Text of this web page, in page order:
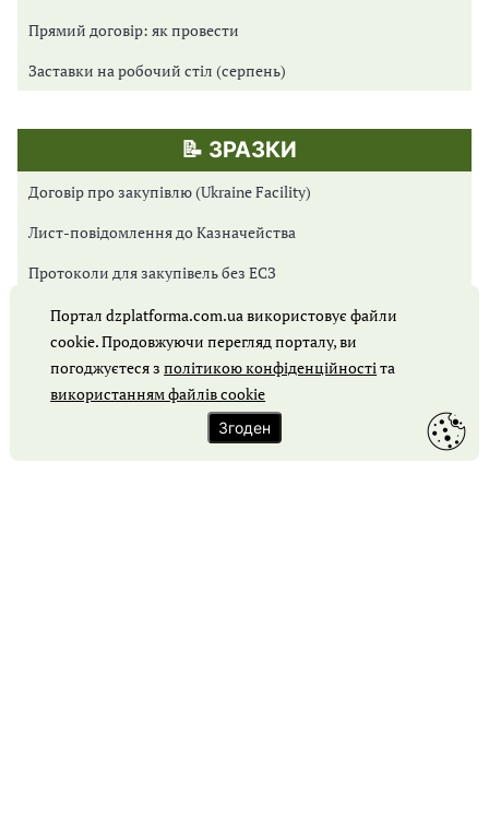
Прямий договір: як провести
Заставки на робочий стіл (серпень)
📝 ЗРАЗКИ
Договір про закупівлю (Ukraine Facility)
Лист-повідомлення до Казначейства
Протоколи для закупівель без ЕСЗ
Протоколи для Prozorro Market
Протоколи для відкритих торгів
Обґрунтування закупівлі
Портал dzplatforma.com.ua використовує файли
cookie. Продовжуючи перегляд порталу, ви
погоджуєтеся зполітикою конфіденційностіта
використанням файлів cookie
Згоден